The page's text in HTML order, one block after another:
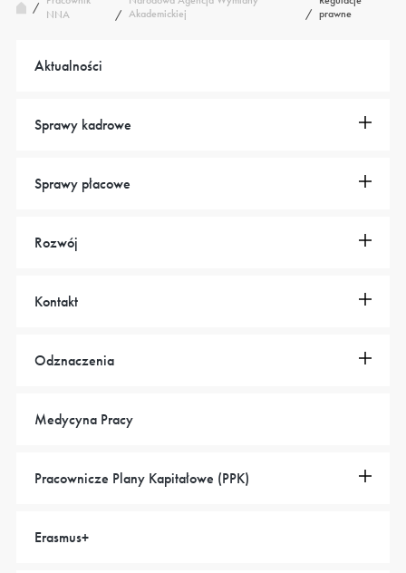
/
NNA
/ Akademickiej
/ prawne
Aktualności
Sprawy kadrowe
Sprawy płacowe
Rozwój
Kontakt
Odznaczenia
Medycyna Pracy
Pracownicze Plany Kapitałowe (PPK)
Erasmus+